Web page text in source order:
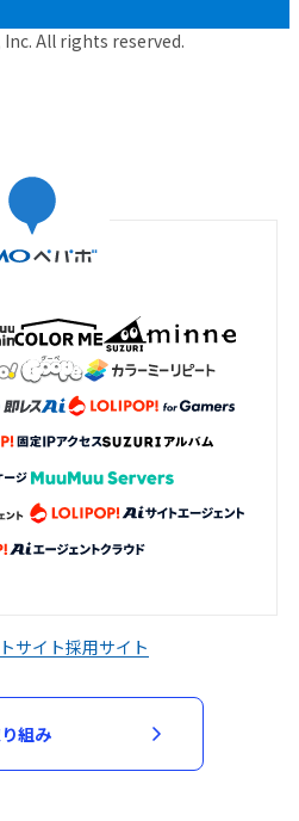
All rights reserved.
サイト採用サイト
組み